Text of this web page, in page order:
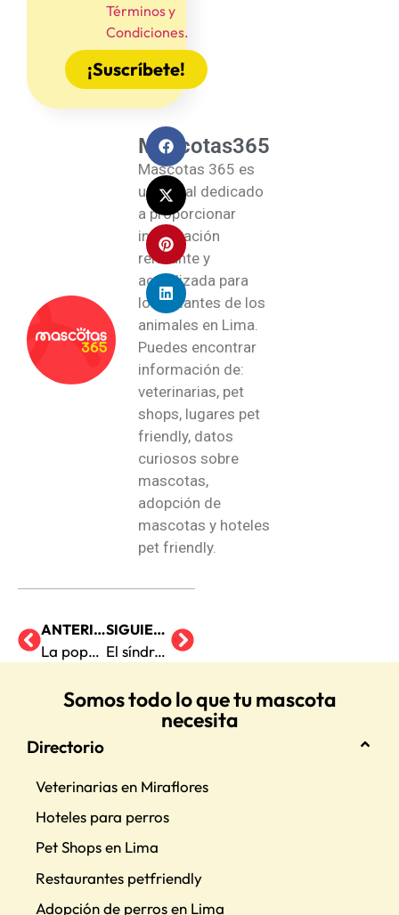
Términos y
Condiciones.
¡Suscríbete!
Mascotas365
Mascotas 365 es
un portal dedicado
a proporcionar
información
relevante y
actualizada para
los amantes de los
animales en Lima.
Puedes encontrar
información de:
veterinarias, pet
shops, lugares pet
friendly, datos
curiosos sobre
mascotas,
adopción de
mascotas y hoteles
pet friendly.
ANTERIOR
La popularidad de los gatos a través de la historia
SIGUIENTE
El síndrome del perro faldero ¿Tu perro lo padece?
Somos todo lo que tu mascota
necesita
Directorio
Veterinarias en Miraflores
Hoteles para perros
Pet Shops en Lima
Restaurantes petfriendly
Adopción de perros en Lima